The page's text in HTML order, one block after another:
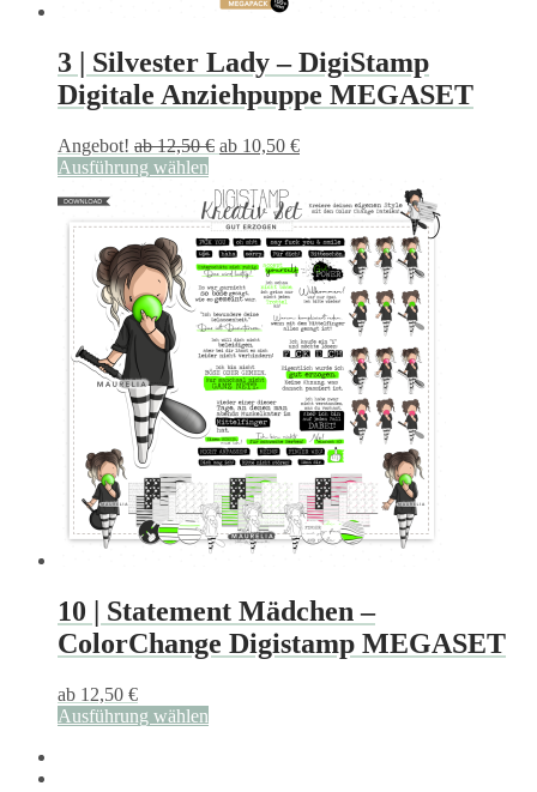
3 | Silvester Lady – DigiStamp
Digitale Anziehpuppe MEGASET
Angebot! ab12,50€ ab 10,50 €
Ausführung wählen
Produkt
weist
mehrere
Varianten
auf.
Die
Optionen
können
auf
der
Produktseite
gewählt
werden
10 | Statement Mädchen –
ColorChange Digistamp MEGASET
ab 12,50 €
Ausführung wählen